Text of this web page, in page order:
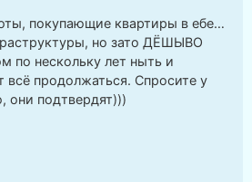
покупающие квартиры в ебе…
но зато ДЁШЫВО
по нескольку лет ныть и
всё продолжаться. Спросите у
они подтвердят)))